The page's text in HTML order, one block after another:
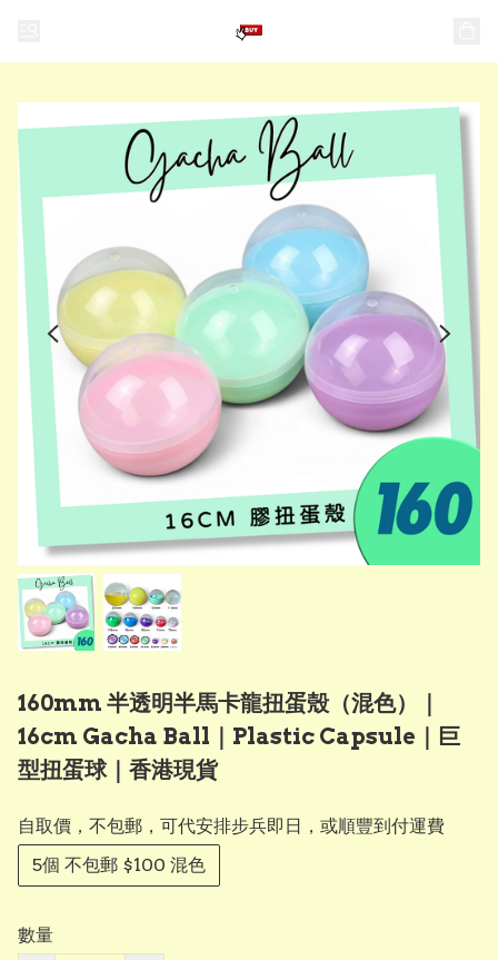
160mm 半透明半馬卡龍扭蛋殼（混色）｜
16cm Gacha Ball｜Plastic Capsule｜巨
型扭蛋球｜香港現貨
自取價，不包郵，可代安排步兵即日，或順豐到付運費
5個 不包郵 $100 混色
數量